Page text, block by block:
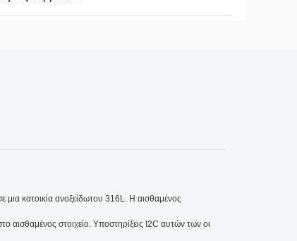
μια κατοικία ανοξείδωτου 316L. Η αισθαμένος
αισθαμένος στοιχείο. Υποστηρίξεις I2C αυτών των οι